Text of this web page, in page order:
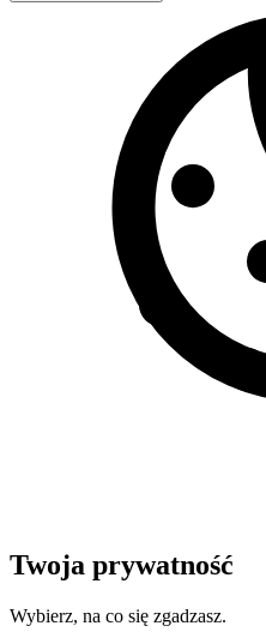
Twoja prywatność
Wybierz, na co się zgadzasz.